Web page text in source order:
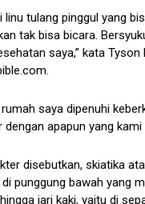
linu tulang pinggul yang
tak bisa bicara.
saya,” kata
saya dipenuhi
apapun yang kami
disebutkan, skiatika
punggung bawah yang
jari kaki, yaitu di